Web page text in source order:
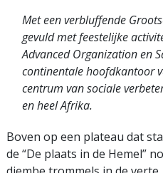
Met een verbluffende
gevuld met feestelijke
Advanced Organization en
continentale hoofdkantoor
centrum van sociale
en heel Afrika.
Boven op een plateau dat
de “De plaats in de Hemel”